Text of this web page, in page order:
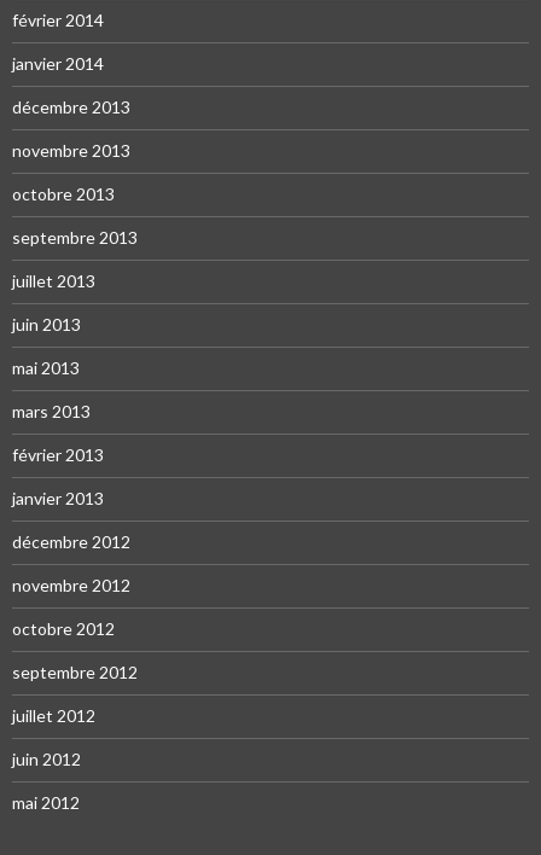
février 2014
janvier 2014
décembre 2013
novembre 2013
octobre 2013
septembre 2013
juillet 2013
juin 2013
mai 2013
mars 2013
février 2013
janvier 2013
décembre 2012
novembre 2012
octobre 2012
septembre 2012
juillet 2012
juin 2012
mai 2012